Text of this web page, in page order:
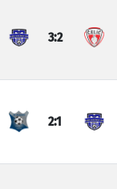
3:2
2:1